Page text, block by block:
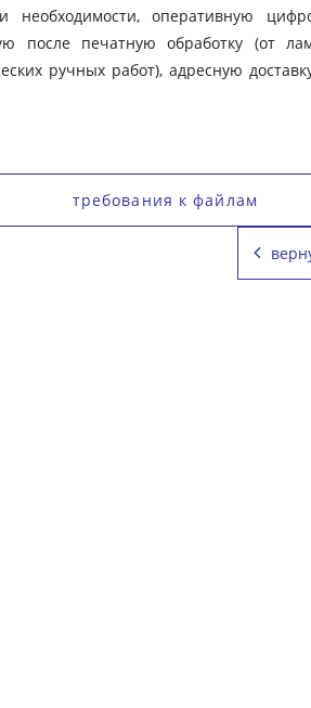
необходимости, оперативную
после печатную обработку (от
ручных работ), адресную
требования к файлам